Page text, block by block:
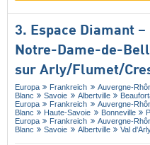
3. Espace Diamant
Notre-Dame-de-
sur Arly/​Flumet/​
Europa Frankreich Auvergne-
Blanc
Savoie Albertville
Europa
Frankreich Auvergne-
Blanc
Haute-Savoie Bonneville
Europa
Frankreich Auvergne-
Blanc
Savoie Albertville Val